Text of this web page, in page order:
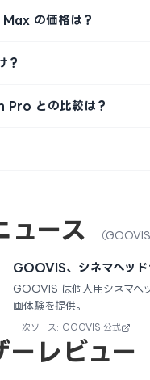
の価格は？
？
との比較は？
ュース （
GOOVIS、シネマヘッ
GOOVIS は個人用シネマヘ
画体験を提供。
一次ソース: GOOVIS 公式
ーレビュー